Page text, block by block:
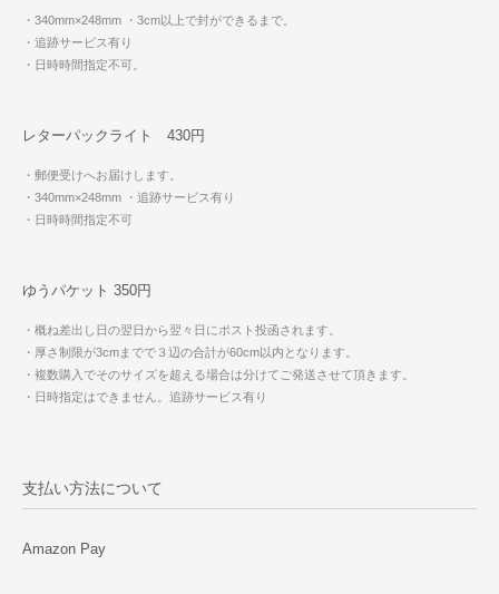
・340mm×248mm ・3cm以上で封ができるまで。
・追跡サービス有り
・日時時間指定不可。
レターパックライト 430円
・郵便受けへお届けします。
・340mm×248mm ・追跡サービス有り
・日時時間指定不可
ゆうパケット 350円
・概ね差出し日の翌日から翌々日にポスト投函されます。
・厚さ制限が3cmまでで３辺の合計が60cm以内となります。
・複数購入でそのサイズを超える場合は分けてご発送させて頂きます。
・日時指定はできません。追跡サービス有り
支払い方法について
Amazon Pay